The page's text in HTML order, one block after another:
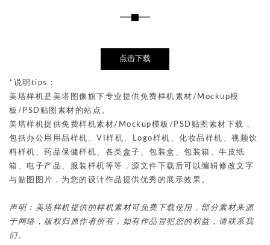
点击下载
*说明tips：
美塔样机是美塔图像旗下专业提供免费样机素材/Mockup模
板/PSD贴图素材的站点。
美塔样机提供免费样机素材/Mockup模板/PSD贴图素材下载，
包括办公用用品样机、VI样机、Logo样机、化妆品样机、视频饮
料样机、药品保健样机、各类盒子、包装盒、包装箱、牛皮纸
箱、电子产品、服装样机等等，源文件下载后可以编辑修改文字
与贴图图片，为您的设计作品提供优秀的展示效果。
声明：美塔样机提供的样机素材可免费下载使用，部分素材来源
于网络，版权归原作者所有，如有作品冒犯您的权益，请联系我
们。